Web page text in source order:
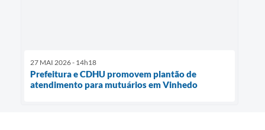
27 MAI 2026 - 14h18
Prefeitura e CDHU promovem plantão de
atendimento para mutuários em Vinhedo